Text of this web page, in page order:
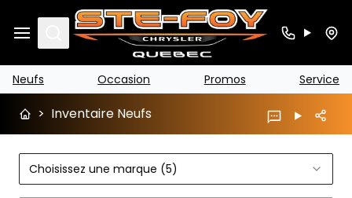
Search
Neufs Occasion Promos Service
> Inventaire Neufs
Choisissez une marque (5)